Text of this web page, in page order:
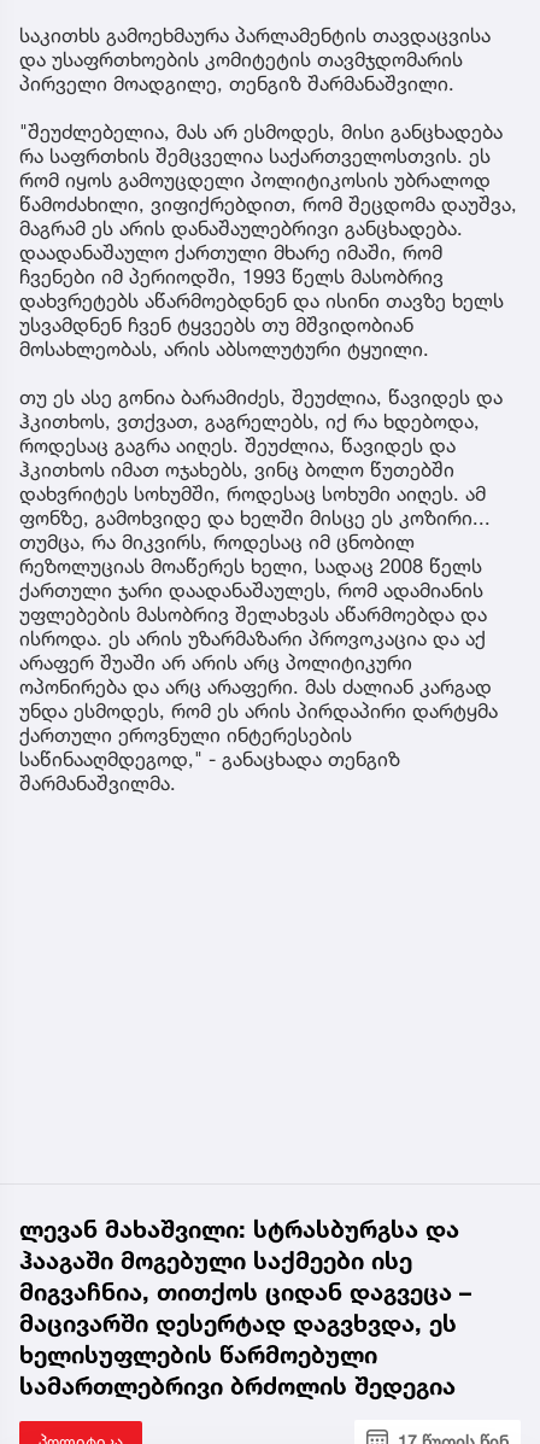
საკითხს გამოეხმაურა პარლამენტის თავდაცვისა
და უსაფრთხოების კომიტეტის თავმჯდომარის
პირველი მოადგილე, თენგიზ შარმანაშვილი.
"შეუძლებელია, მას არ ესმოდეს, მისი განცხადება
რა საფრთხის შემცველია საქართველოსთვის. ეს
რომ იყოს გამოუცდელი პოლიტიკოსის უბრალოდ
წამოძახილი, ვიფიქრებდით, რომ შეცდომა დაუშვა,
მაგრამ ეს არის დანაშაულებრივი განცხადება.
დაადანაშაულო ქართული მხარე იმაში, რომ
ჩვენები იმ პერიოდში, 1993 წელს მასობრივ
დახვრეტებს აწარმოებდნენ და ისინი თავზე ხელს
უსვამდნენ ჩვენ ტყვეებს თუ მშვიდობიან
მოსახლეობას, არის აბსოლუტური ტყუილი.
თუ ეს ასე გონია ბარამიძეს, შეუძლია, წავიდეს და
ჰკითხოს, ვთქვათ, გაგრელებს, იქ რა ხდებოდა,
როდესაც გაგრა აიღეს. შეუძლია, წავიდეს და
ჰკითხოს იმათ ოჯახებს, ვინც ბოლო წუთებში
დახვრიტეს სოხუმში, როდესაც სოხუმი აიღეს. ამ
ფონზე, გამოხვიდე და ხელში მისცე ეს კოზირი...
თუმცა, რა მიკვირს, როდესაც იმ ცნობილ
რეზოლუციას მოაწერეს ხელი, სადაც 2008 წელს
ქართული ჯარი დაადანაშაულეს, რომ ადამიანის
უფლებების მასობრივ შელახვას აწარმოებდა და
ისროდა. ეს არის უზარმაზარი პროვოკაცია და აქ
არაფერ შუაში არ არის არც პოლიტიკური
ოპონირება და არც არაფერი. მას ძალიან კარგად
უნდა ესმოდეს, რომ ეს არის პირდაპირი დარტყმა
ქართული ეროვნული ინტერესების
საწინააღმდეგოდ," - განაცხადა თენგიზ
შარმანაშვილმა.
ლევან მახაშვილი: სტრასბურგსა და
ჰააგაში მოგებული საქმეები ისე
მიგვაჩნია, თითქოს ციდან დაგვეცა –
მაცივარში დესერტად დაგვხვდა, ეს
ხელისუფლების წარმოებული
სამართლებრივი ბრძოლის შედეგია